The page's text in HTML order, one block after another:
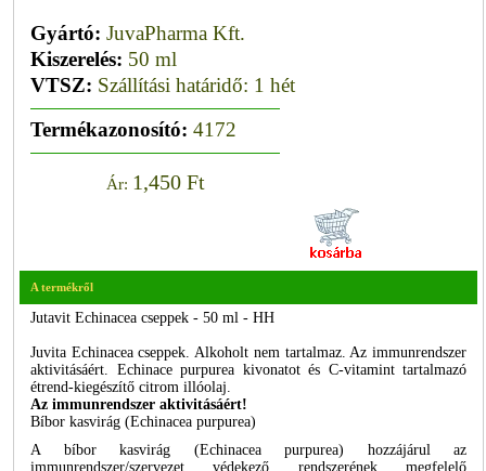
Gyártó: JuvaPharma Kft.
Kiszerelés: 50 ml
VTSZ: Szállítási határidő: 1 hét
Termékazonosító: 4172
Ár: 1,450 Ft
A termékről
Jutavit Echinacea cseppek - 50 ml - HH
Juvita Echinacea cseppek. Alkoholt nem tartalmaz. Az immunrendszer
aktivitásáért. Echinace purpurea kivonatot és C-vitamint tartalmazó
étrend-kiegészítő citrom illóolaj.
Az immunrendszer aktivitásáért!
Bíbor kasvirág (Echinacea purpurea)
A bíbor kasvirág (Echinacea purpurea) hozzájárul az
immunrendszer/szervezet védekező rendszerének megfelelő